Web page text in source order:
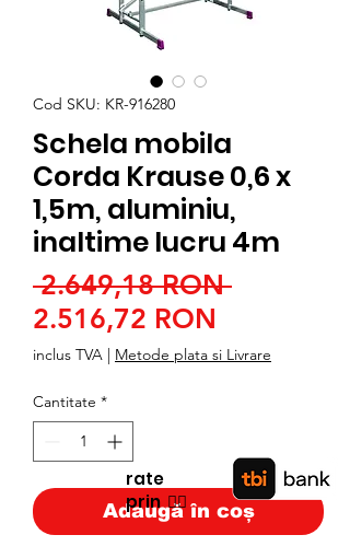
Cod SKU: KR-916280
Schela mobila
Corda Krause 0,6 x
1,5m, aluminiu,
inaltime lucru 4m
2.649,18 RON Preț
2.516,72 RON
redus
inclus TVA | Metode plata si Livrare
Cantitate *
Adaugă în coș
rate
prin👉🏿